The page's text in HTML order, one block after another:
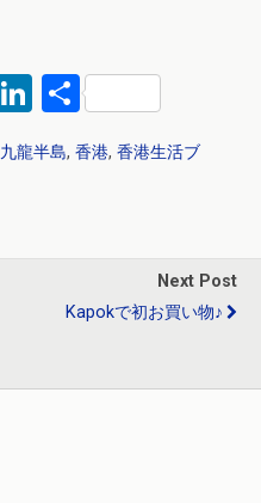
M
ixi
Li
n
ke
n
共
有
九龍半島, 香港, 香港生活ブ
Next Post
Kapokで初お買い物♪